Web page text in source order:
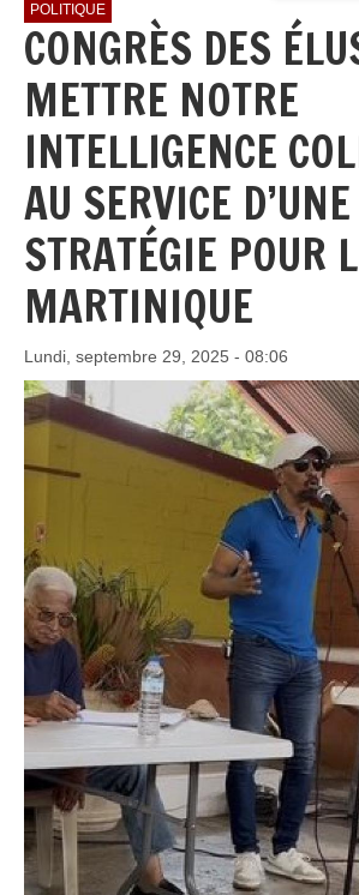
POLITIQUE
CONGRÈS DES
METTRE NOTRE
INTELLIGENCE
AU SERVICE D’UNE
STRATÉGIE POUR
MARTINIQUE
Lundi, septembre 29, 2025 - 08:06